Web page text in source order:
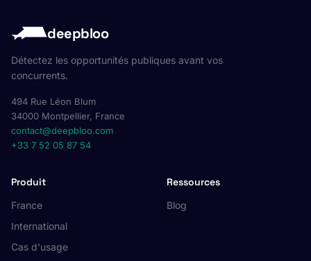
deepbloo
Détectez les opportunités publiques avant vos
concurrents.
494 Rue Léon Blum
34000 Montpellier, France
contact@deepbloo.com
+33 7 52 05 87 54
Produit
France
International
Cas d'usage
Ressources
Blog